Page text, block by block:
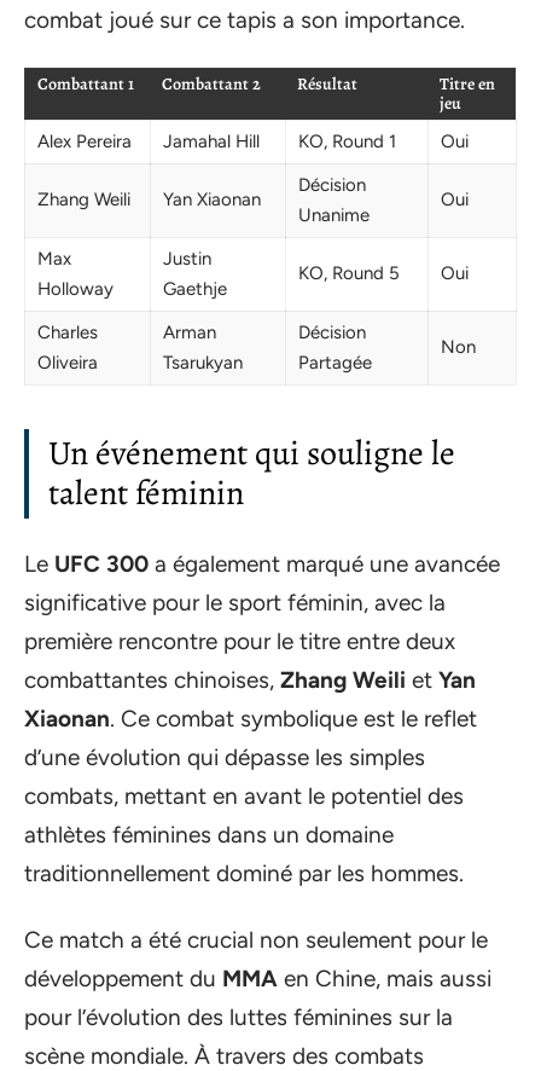
combat joué sur ce tapis a son importance.
Combattant 1 Combattant 2 Résultat
Titre en
jeu
Alex Pereira Jamahal Hill KO, Round 1 Oui
Zhang Weili Yan Xiaonan
Décision
Unanime
Oui
Max
Holloway
Justin
Gaethje
KO, Round 5 Oui
Charles
Oliveira
Arman
Tsarukyan
Décision
Partagée
Non
Un événement qui souligne le
talent féminin
Le UFC 300 a également marqué une avancée
significative pour le sport féminin, avec la
première rencontre pour le titre entre deux
combattantes chinoises, Zhang Weili et Yan
Xiaonan. Ce combat symbolique est le reflet
d’une évolution qui dépasse les simples
combats, mettant en avant le potentiel des
athlètes féminines dans un domaine
traditionnellement dominé par les hommes.
Ce match a été crucial non seulement pour le
développement du MMA en Chine, mais aussi
pour l’évolution des luttes féminines sur la
scène mondiale. À travers des combats